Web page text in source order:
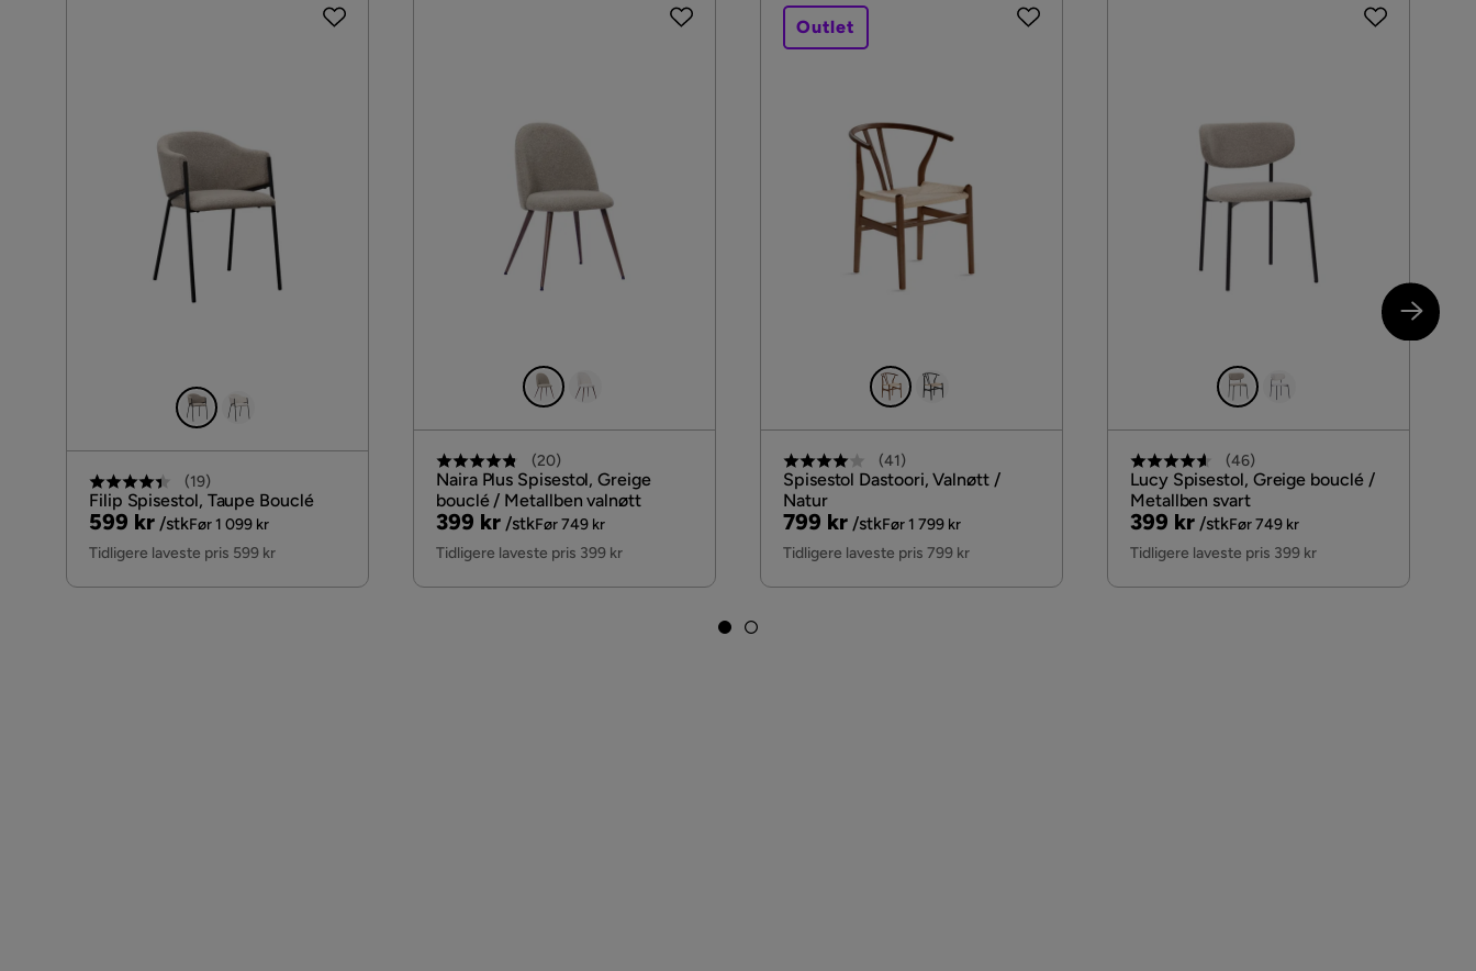
(19)
Filip Spisestol, Taupe Bouclé
Pris
599 kr /stk
Original
Pris
Før 1 099 kr
Tidligere laveste pris 599 kr
(20)
Naira Plus Spisestol, Greige
bouclé / Metallben valnøtt
Pris
399 kr /stk
Original
Pris
Før 749 kr
Tidligere laveste pris 399 kr
(41)
Spisestol Dastoori, Valnøtt /
Natur
Pris
799 kr /stk
Original
Pris
Før 1 799 kr
Tidligere laveste pris 799 kr
Outlet
(46)
Lucy Spisestol, Greige bouclé /
Metallben svart
Pris
399 kr /stk
Original
Pris
Før 749 kr
Tidligere laveste pris 399 kr